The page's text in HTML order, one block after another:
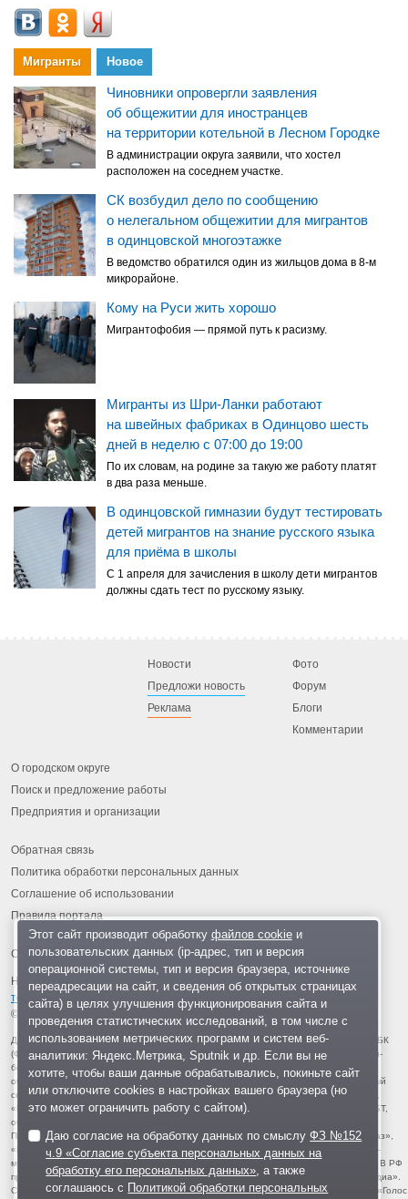
Мигранты Новое
Чиновники опровергли заявления
об общежитии для иностранцев
на территории котельной в Лесном Городке
В администрации округа заявили, что хостел
расположен на соседнем участке.
СК возбудил дело по сообщению
о нелегальном общежитии для мигрантов
в одинцовской многоэтажке
В ведомство обратился один из жильцов дома в 8-м
микрорайоне.
Кому на Руси жить хорошо
Мигрантофобия — прямой путь к расизму.
Мигранты из Шри-Ланки работают
на швейных фабриках в Одинцово шесть
дней в неделю с 07:00 до 19:00
По их словам, на родине за такую же работу платят
в два раза меньше.
В одинцовской гимназии будут тестировать
детей мигрантов на знание русского языка
для приёма в школы
С 1 апреля для зачисления в школу дети мигрантов
должны сдать тест по русскому языку.
Новости
Предложи новость
Реклама
Фото
Форум
Блоги
Комментарии
О городском округе
Поиск и предложение работы
Предприятия и организации
Обратная связь
Политика обработки персональных данных
Соглашение об использовании
Правила портала
На информационном ресурсе применяются рекомендательные
технологии
© 2013-2026 «ОИНФО»,
сделано в Одинцово
Для читателей: В России признаны экстремистскими и запрещены организации ФБК
(Фонд борьбы с коррупцией, признан иноагентом), Штабы Навального, «Национал-
большевистская партия», «Свидетели Иеговы», «Армия воли народа», «Русский
общенациональный союз», «Движение против нелегальной иммиграции», «Правый
сектор», УНА-УНСО, УПА, «Тризуб им. Степана Бандеры», «Мизантропик дивижн»,
«Меджлис крымскотатарского народа», движение «Артподготовка», движение ЛГБТ,
общероссийская политическая партия «Воля», АУЕ, батальоны «Азов» и «Айдар».
Признаны террористическими и запрещены: «Движение Талибан», «Имарат Кавказ»,
«Исламское государство» (ИГ, ИГИЛ), Джебхад-ан-Нусра, «АУМ Синрике», «Братья-
мусульмане», «Аль-Каида в странах исламского Магриба», «Сеть», «Колумбайн». В РФ
признана нежелательной деятельность «Открытой России», издания «Проект Медиа».
СМИ-иноагентами признаны: телеканал «Дождь», «Медуза», «Важные истории», «Голос
Этот сайт производит обработку файлов cookieи
пользовательских данных (ip-адрес, тип и версия
операционной системы, тип и версия браузера, источнике
переадресации на сайт, и сведения об открытых страницах
сайта) в целях улучшения функционирования сайта и
проведения статистических исследований, в том числе с
использованием метрических программ и систем веб-
аналитики: Яндекс.Метрика, Sputnik и др. Если вы не
хотите, чтобы ваши данные обрабатывались, покиньте сайт
или отключите cookies в настройках вашего браузера (но
это может ограничить работу с сайтом).
Даю согласие на обработку данных по смыслуФЗ №152
ч.9 «Согласие субъекта персональных данных на
обработку его персональных данных» , а также
соглашаюсь с Политикой обработки персональных